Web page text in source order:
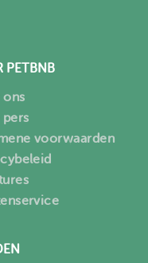
PETBNB
ons
pers
voorwaarden